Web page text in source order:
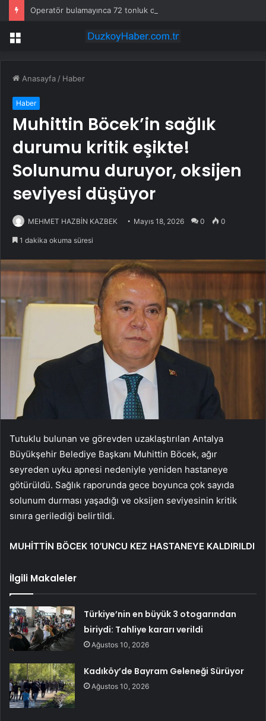
Menü
Anasayfa / Haber
Haber
Muhittin Böcek’in sağlık
durumu kritik eşikte!
Solunumu duruyor, oksijen
seviyesi düşüyor
MEHMET HAZBİN KAZBEK Mayıs 18, 2026 0 0
1 dakika okuma süresi
Tutuklu bulunan ve görevden uzaklaştırılan Antalya
Büyükşehir Belediye Başkanı Muhittin Böcek, ağır
seyreden uyku apnesi nedeniyle yeniden hastaneye
götürüldü. Sağlık raporunda gece boyunca çok sayıda
solunum durması yaşadığı ve oksijen seviyesinin kritik
sınıra gerilediği belirtildi.
MUHİTTİN BÖCEK 10’UNCU KEZ HASTANEYE KALDIRILDI
İlgili Makaleler
Türkiye’nin en büyük 3 otogarından
biriydi: Tahliye kararı verildi
Ağustos 10, 2026
Kadıköy’de Bayram Geleneği Sürüyor
Ağustos 10, 2026